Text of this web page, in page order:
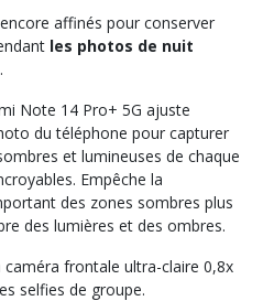
affinés pour conserver
les photos de nuit
Note 14 Pro+ 5G ajuste
du téléphone pour capturer
et lumineuses de chaque
Empêche la
des zones sombres plus
des lumières et des ombres.
caméra frontale ultra-claire 0,8x
selfies de groupe.